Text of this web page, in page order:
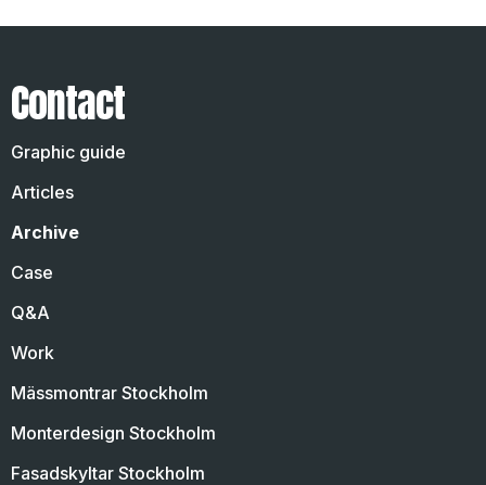
Contact
Graphic guide
Articles
Archive
Case
Q&A
Work
Mässmontrar Stockholm
Monterdesign Stockholm
Fasadskyltar Stockholm